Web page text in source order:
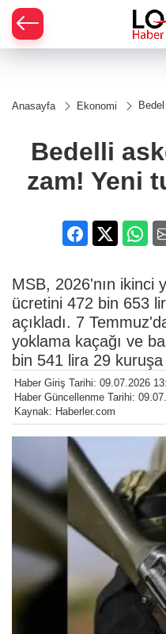
Anasayfa Ekonomi
Bedelli
zam!
Yeni
belli
oldu
Bedelli
zam! Yeni
MSB, 2026'nın ikinci
ücretini 472 bin 653
açıkladı. 7
yoklama kaçağı ve
bin 541 lira 29
Haber Giriş Tarihi: 09.07.2026
Haber Güncellenme Tarihi:
Kaynak: Haberler.com